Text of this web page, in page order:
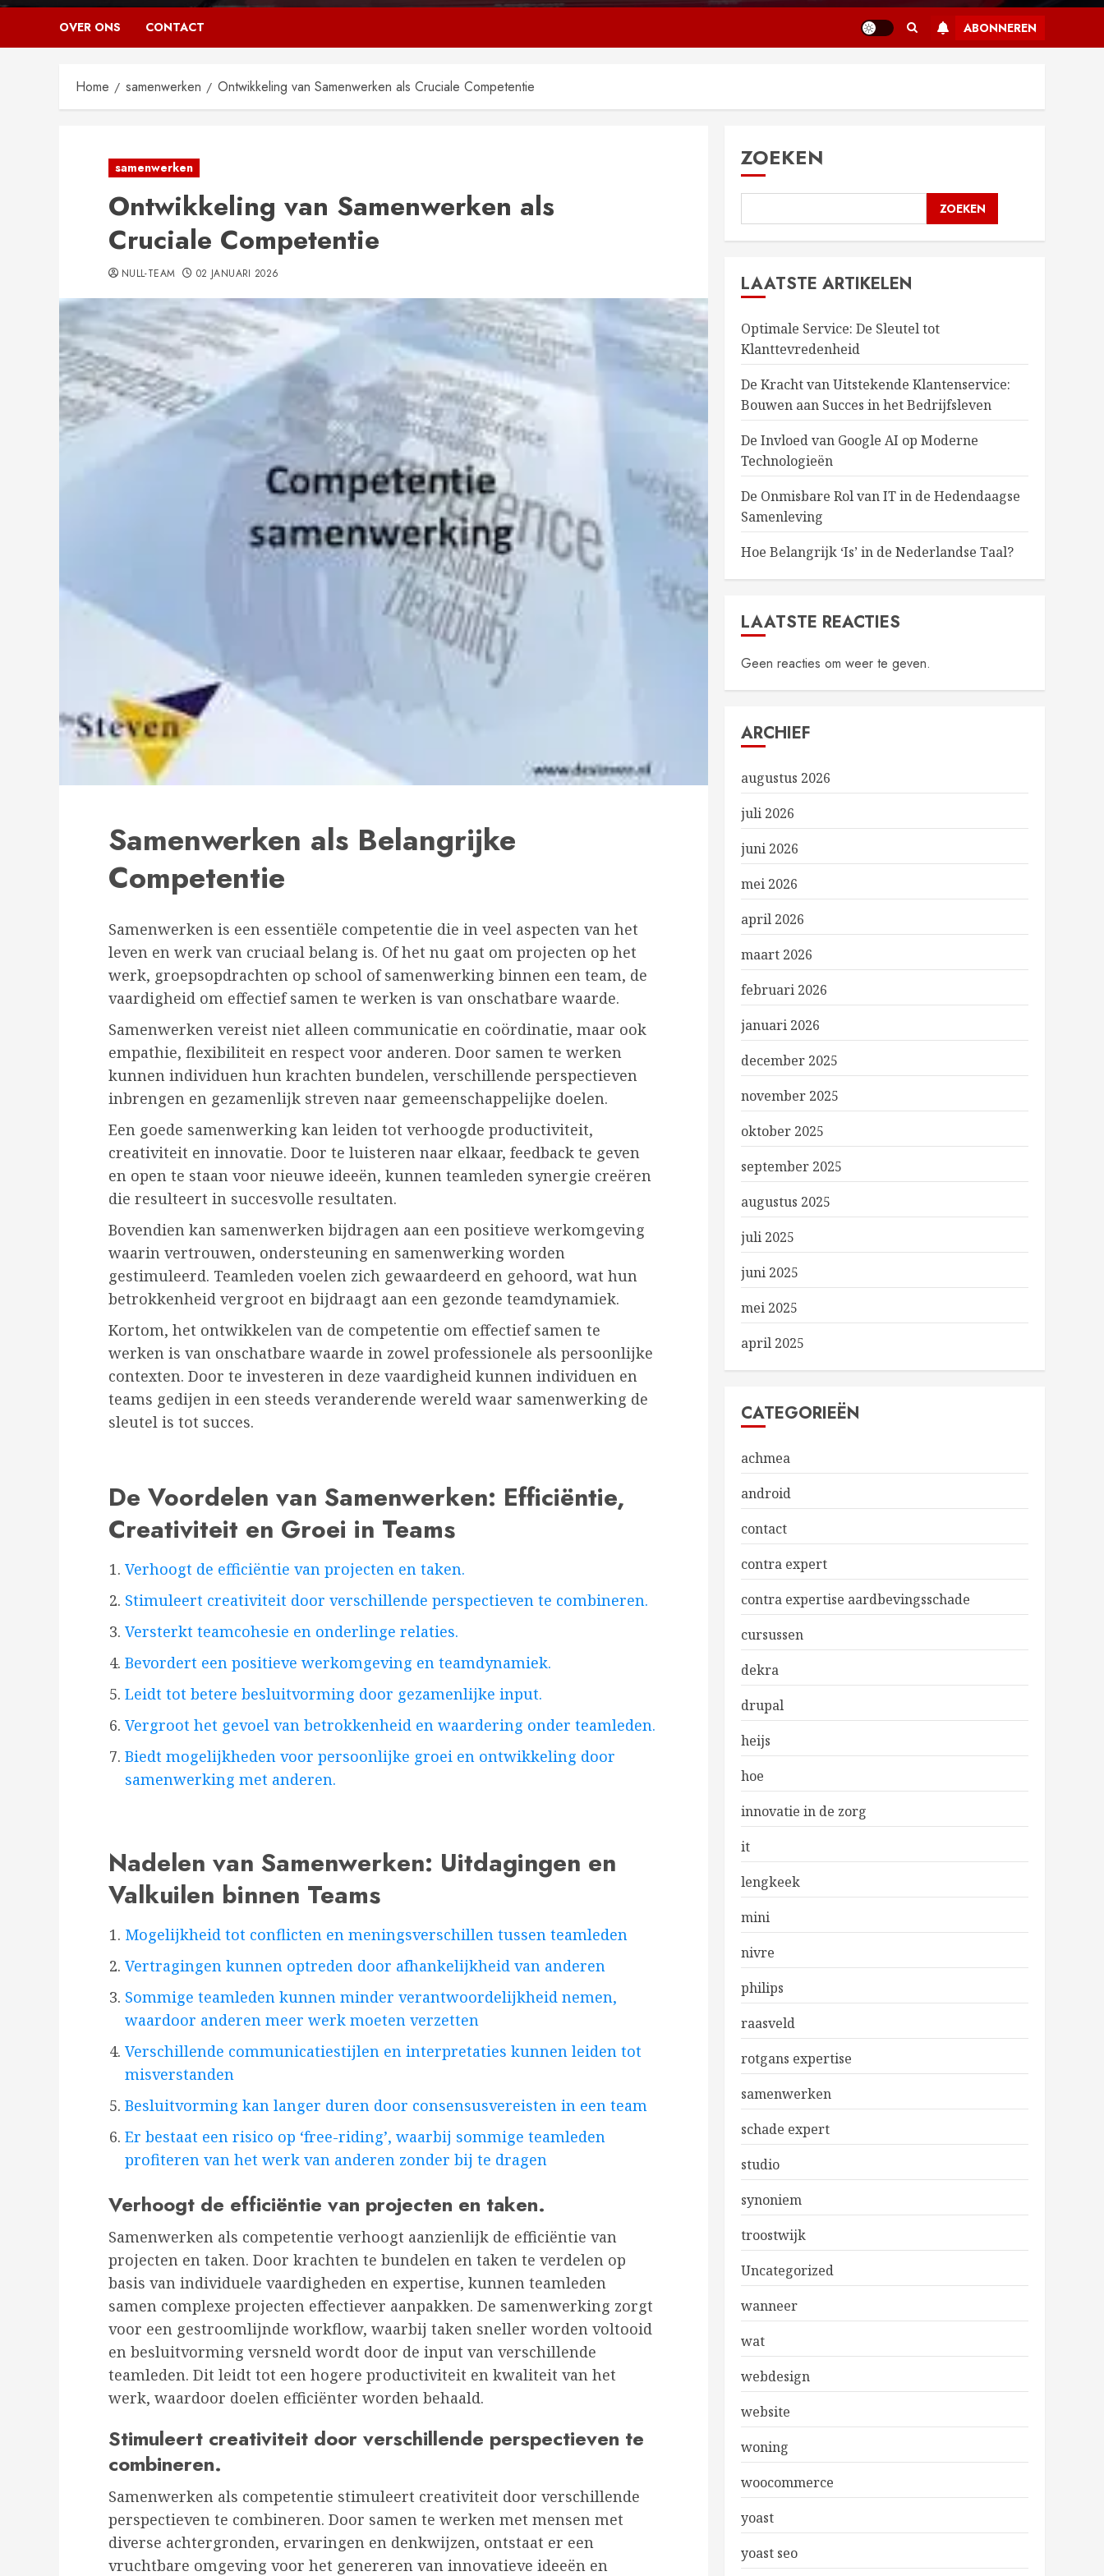
OVER ONS CONTACT ABONNEREN
Home samenwerken Ontwikkeling van Samenwerken als Cruciale Competentie
samenwerken
Ontwikkeling van Samenwerken als
Cruciale Competentie
NULL-TEAM 02 JANUARI 2026
Samenwerken als Belangrijke
Competentie
Samenwerken is een essentiële competentie die in veel aspecten van het
leven en werk van cruciaal belang is. Of het nu gaat om projecten op het
werk, groepsopdrachten op school of samenwerking binnen een team, de
vaardigheid om effectief samen te werken is van onschatbare waarde.
Samenwerken vereist niet alleen communicatie en coördinatie, maar ook
empathie, flexibiliteit en respect voor anderen. Door samen te werken
kunnen individuen hun krachten bundelen, verschillende perspectieven
inbrengen en gezamenlijk streven naar gemeenschappelijke doelen.
Een goede samenwerking kan leiden tot verhoogde productiviteit,
creativiteit en innovatie. Door te luisteren naar elkaar, feedback te geven
en open te staan voor nieuwe ideeën, kunnen teamleden synergie creëren
die resulteert in succesvolle resultaten.
Bovendien kan samenwerken bijdragen aan een positieve werkomgeving
waarin vertrouwen, ondersteuning en samenwerking worden
gestimuleerd. Teamleden voelen zich gewaardeerd en gehoord, wat hun
betrokkenheid vergroot en bijdraagt aan een gezonde teamdynamiek.
Kortom, het ontwikkelen van de competentie om effectief samen te
werken is van onschatbare waarde in zowel professionele als persoonlijke
contexten. Door te investeren in deze vaardigheid kunnen individuen en
teams gedijen in een steeds veranderende wereld waar samenwerking de
sleutel is tot succes.
De Voordelen van Samenwerken: Efficiëntie,
Creativiteit en Groei in Teams
Verhoogt de efficiëntie van projecten en taken.
Stimuleert creativiteit door verschillende perspectieven te combineren.
Versterkt teamcohesie en onderlinge relaties.
Bevordert een positieve werkomgeving en teamdynamiek.
Leidt tot betere besluitvorming door gezamenlijke input.
Vergroot het gevoel van betrokkenheid en waardering onder teamleden.
Biedt mogelijkheden voor persoonlijke groei en ontwikkeling door
samenwerking met anderen.
Nadelen van Samenwerken: Uitdagingen en
Valkuilen binnen Teams
Mogelijkheid tot conflicten en meningsverschillen tussen teamleden
Vertragingen kunnen optreden door afhankelijkheid van anderen
Sommige teamleden kunnen minder verantwoordelijkheid nemen,
waardoor anderen meer werk moeten verzetten
Verschillende communicatiestijlen en interpretaties kunnen leiden tot
misverstanden
Besluitvorming kan langer duren door consensusvereisten in een team
Er bestaat een risico op ‘free-riding’, waarbij sommige teamleden
profiteren van het werk van anderen zonder bij te dragen
Verhoogt de efficiëntie van projecten en taken.
Samenwerken als competentie verhoogt aanzienlijk de efficiëntie van
projecten en taken. Door krachten te bundelen en taken te verdelen op
basis van individuele vaardigheden en expertise, kunnen teamleden
samen complexe projecten effectiever aanpakken. De samenwerking zorgt
voor een gestroomlijnde workflow, waarbij taken sneller worden voltooid
en besluitvorming versneld wordt door de input van verschillende
teamleden. Dit leidt tot een hogere productiviteit en kwaliteit van het
werk, waardoor doelen efficiënter worden behaald.
Stimuleert creativiteit door verschillende perspectieven te
combineren.
Samenwerken als competentie stimuleert creativiteit door verschillende
perspectieven te combineren. Door samen te werken met mensen met
diverse achtergronden, ervaringen en denkwijzen, ontstaat er een
vruchtbare omgeving voor het genereren van innovatieve ideeën en
ZOEKEN
ZOEKEN
LAATSTE ARTIKELEN
Optimale Service: De Sleutel tot
Klanttevredenheid
De Kracht van Uitstekende Klantenservice:
Bouwen aan Succes in het Bedrijfsleven
De Invloed van Google AI op Moderne
Technologieën
De Onmisbare Rol van IT in de Hedendaagse
Samenleving
Hoe Belangrijk ‘Is’ in de Nederlandse Taal?
LAATSTE REACTIES
Geen reacties om weer te geven.
ARCHIEF
augustus 2026
juli 2026
juni 2026
mei 2026
april 2026
maart 2026
februari 2026
januari 2026
december 2025
november 2025
oktober 2025
september 2025
augustus 2025
juli 2025
juni 2025
mei 2025
april 2025
CATEGORIEËN
achmea
android
contact
contra expert
contra expertise aardbevingsschade
cursussen
dekra
drupal
heijs
hoe
innovatie in de zorg
it
lengkeek
mini
nivre
philips
raasveld
rotgans expertise
samenwerken
schade expert
studio
synoniem
troostwijk
Uncategorized
wanneer
wat
webdesign
website
woning
woocommerce
yoast
yoast seo